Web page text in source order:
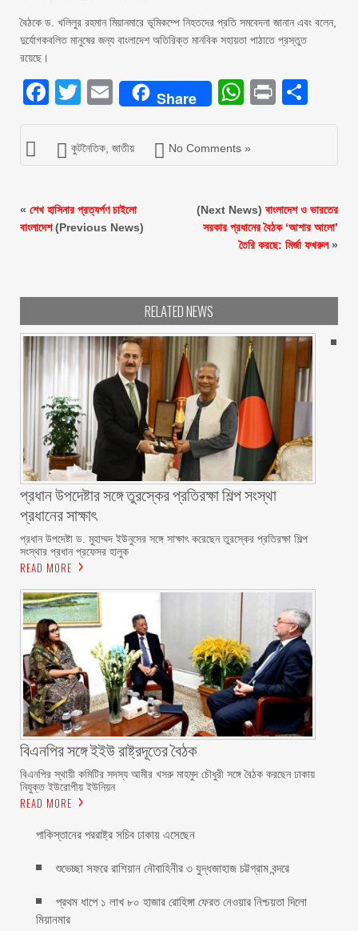
বৈঠকে ড. খলিলুর রহমান মিয়ানমারে ভূমিকম্পে নিহতদের প্রতি সমবেদনা জানান এবং বলেন,
দুর্যোগকবলিত মানুষের জন্য বাংলাদেশ অতিরিক্ত মানবিক সহায়তা পাঠাতে প্রস্তুত
রয়েছে।
Facebook
Twitter
EmailShare Print
কুটনৈতিক জাতীয় No Comments »
« শেখ হাসিনার প্রত্যর্পণ চাইলো
বাংলাদেশ(Previous News)
(Next News) বাংলাদেশ ও ভারতের
সরকার প্রধানের বৈঠক ‘আশার আলো’
তৈরি করছে: মির্জা ফখরুল»
RELATED NEWS
প্রধান উপদেষ্টার সঙ্গে তুরস্কের প্রতিরক্ষা শিল্প সংস্থা
প্রধানের সাক্ষাৎ
প্রধান উপদেষ্টা ড. মুহাম্মদ ইউনুসের সঙ্গে সাক্ষাৎ করেছেন তুরস্কের প্রতিরক্ষা শিল্প
সংস্থার প্রধান প্রফেসর হালুক
READ MORE
বিএনপির সঙ্গে ইইউ রাষ্ট্রদূতের বৈঠক
বিএনপির স্থায়ী কমিটির সদস্য আমীর খসরু মাহমুদ চৌধুরী সঙ্গে বৈঠক করছেন ঢাকায়
নিযুক্ত ইউরোপীয় ইউনিয়ন
READ MORE
পাকিস্তানের পররাষ্ট্র সচিব ঢাকায় এসেছেন
শুভেচ্ছা সফরে রাশিয়ান নৌবাহিনীর ৩ যুদ্ধজাহাজ চট্টগ্রাম বন্দরে
প্রথম ধাপে ১ লাখ ৮০ হাজার রোহিঙ্গা ফেরত নেওয়ার নিশ্চয়তা দিলো
মিয়ানমার